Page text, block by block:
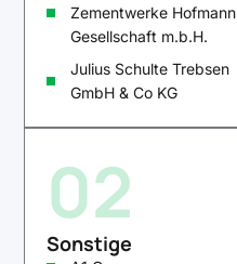
Zementwerke Hofmann
Gesellschaft m.b.H.
Julius Schulte Trebsen
GmbH & Co KG
02
Sonstige